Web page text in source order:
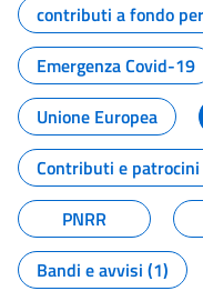
contributi a fondo
Emergenza Covid-19
Unione Europea
Contributi e patrocini
PNRR
Bandi e avvisi (1)